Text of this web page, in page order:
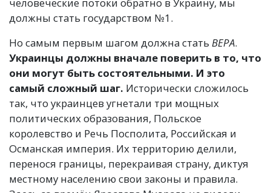
человеческие потоки обратно в Украину, мы
должны стать государством №1.
Но самым первым шагом должна стать ВЕРА.
Украинцы должны вначале поверить в то, что
они могут быть состоятельными. И это
самый сложный шаг. Исторически сложилось
так, что украинцев угнетали три мощных
политических образования, Польское
королевство и Речь Посполита, Российская и
Османская империя. Их территорию делили,
перенося границы, перекраивая страну, диктуя
местному населению свои законы и правила.